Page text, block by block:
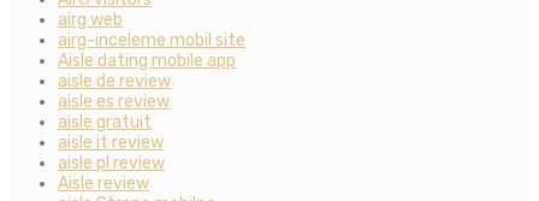
airg web
airg-inceleme mobil site
Aisle dating mobile app
aisle de review
aisle es review
aisle gratuit
aisle it review
aisle pl review
Aisle review